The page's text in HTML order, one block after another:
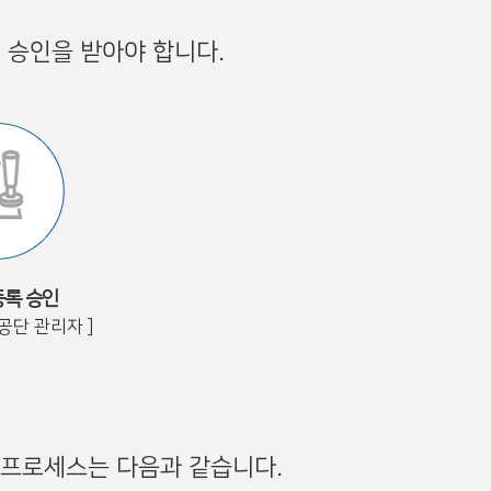
인을 받아야 합니다.
승인
단 관리자 ]
로세스는 다음과 같습니다.